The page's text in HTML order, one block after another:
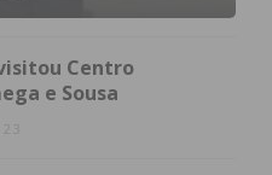
Centro
e Sousa